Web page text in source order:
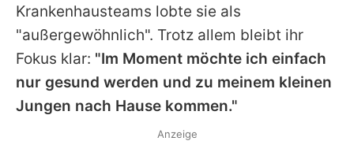
Krankenhausteams lobte sie als
"außergewöhnlich". Trotz allem bleibt ihr
Fokus klar: "Im Moment möchte ich einfach
nur gesund werden und zu meinem kleinen
Jungen nach Hause kommen."
Anzeige